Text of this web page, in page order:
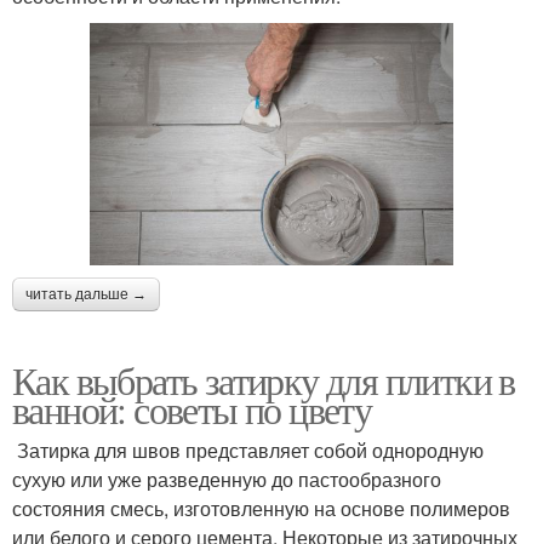
читать дальше →
Как выбрать затирку для плитки в
ванной: советы по цвету
Затирка для швов представляет собой однородную
сухую или уже разведенную до пастообразного
состояния смесь, изготовленную на основе полимеров
или белого и серого цемента. Некоторые из затирочных